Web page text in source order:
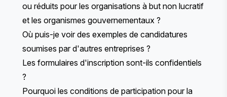
ou réduits pour les organisations à but non lucratif
et les organismes gouvernementaux ?
Où puis-je voir des exemples de candidatures
soumises par d'autres entreprises ?
Les formulaires d'inscription sont-ils confidentiels
?
Pourquoi les conditions de participation pour la